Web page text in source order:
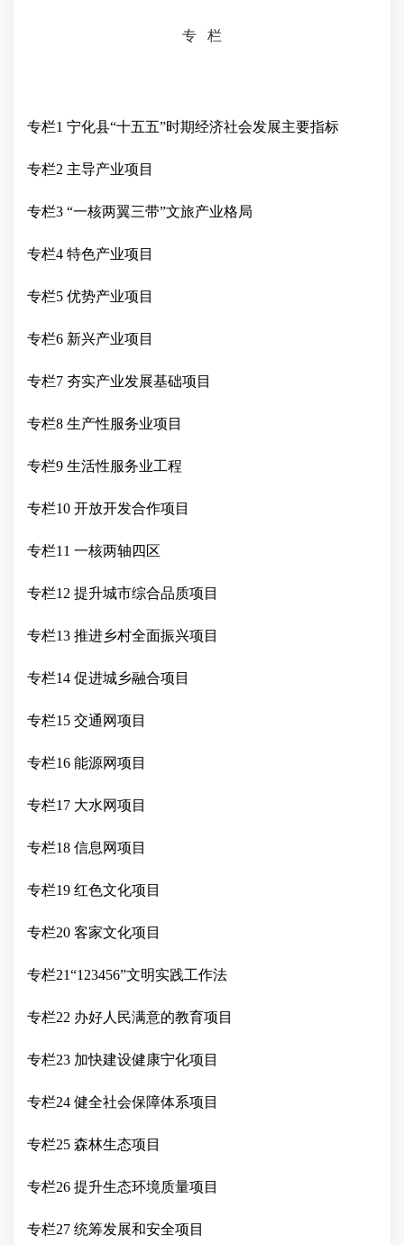
专 栏
专栏1 宁化县“十五五”时期经济社会发展主要指标
专栏2 主导产业项目
专栏3 “一核两翼三带”文旅产业格局
专栏4 特色产业项目
专栏5 优势产业项目
专栏6 新兴产业项目
专栏7 夯实产业发展基础项目
专栏8 生产性服务业项目
专栏9 生活性服务业工程
专栏10 开放开发合作项目
专栏11 一核两轴四区
专栏12 提升城市综合品质项目
专栏13 推进乡村全面振兴项目
专栏14 促进城乡融合项目
专栏15 交通网项目
专栏16 能源网项目
专栏17 大水网项目
专栏18 信息网项目
专栏19 红色文化项目
专栏20 客家文化项目
专栏21“123456”文明实践工作法
专栏22 办好人民满意的教育项目
专栏23 加快建设健康宁化项目
专栏24 健全社会保障体系项目
专栏25 森林生态项目
专栏26 提升生态环境质量项目
专栏27 统筹发展和安全项目